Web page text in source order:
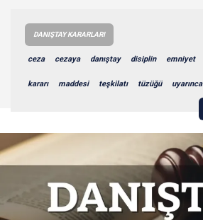
DANIŞTAY KARARLARI
ceza cezaya danıştay disiplin emniyet
kararı maddesi teşkilatı tüzüğü uyarınca